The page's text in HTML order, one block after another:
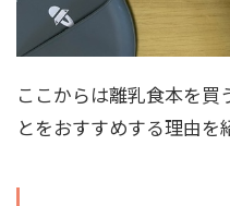
ここからは離乳食本を
とをおすすめする理由を